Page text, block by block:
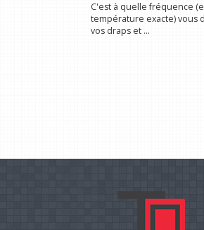
C'est à quelle fréquence
température exacte) vous
vos draps et ...